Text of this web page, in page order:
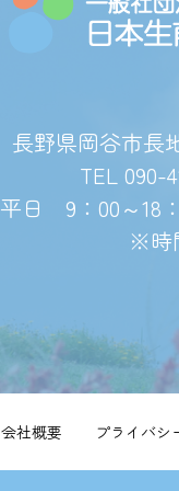
長野県岡谷市長
TEL 090-
平日 9：00～
※時
会社概要 プライバシ